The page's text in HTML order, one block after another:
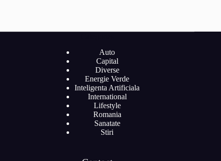
Auto
Capital
Diverse
Energie Verde
Inteligenta Artificiala
International
Lifestyle
Romania
Sanatate
Stiri